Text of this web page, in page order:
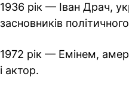
1936 рік — Іван Драч,
засновників
1972 рік — Емінем,
і актор.